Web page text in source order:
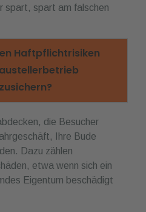
spart, spart am falschen
Haftpflichtrisiken
die Besucher
Ihre Bude
Dazu zählen
etwa wenn sich ein
Eigentum beschädigt